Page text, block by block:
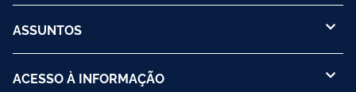
ASSUNTOS
ACESSO À INFORMAÇÃO